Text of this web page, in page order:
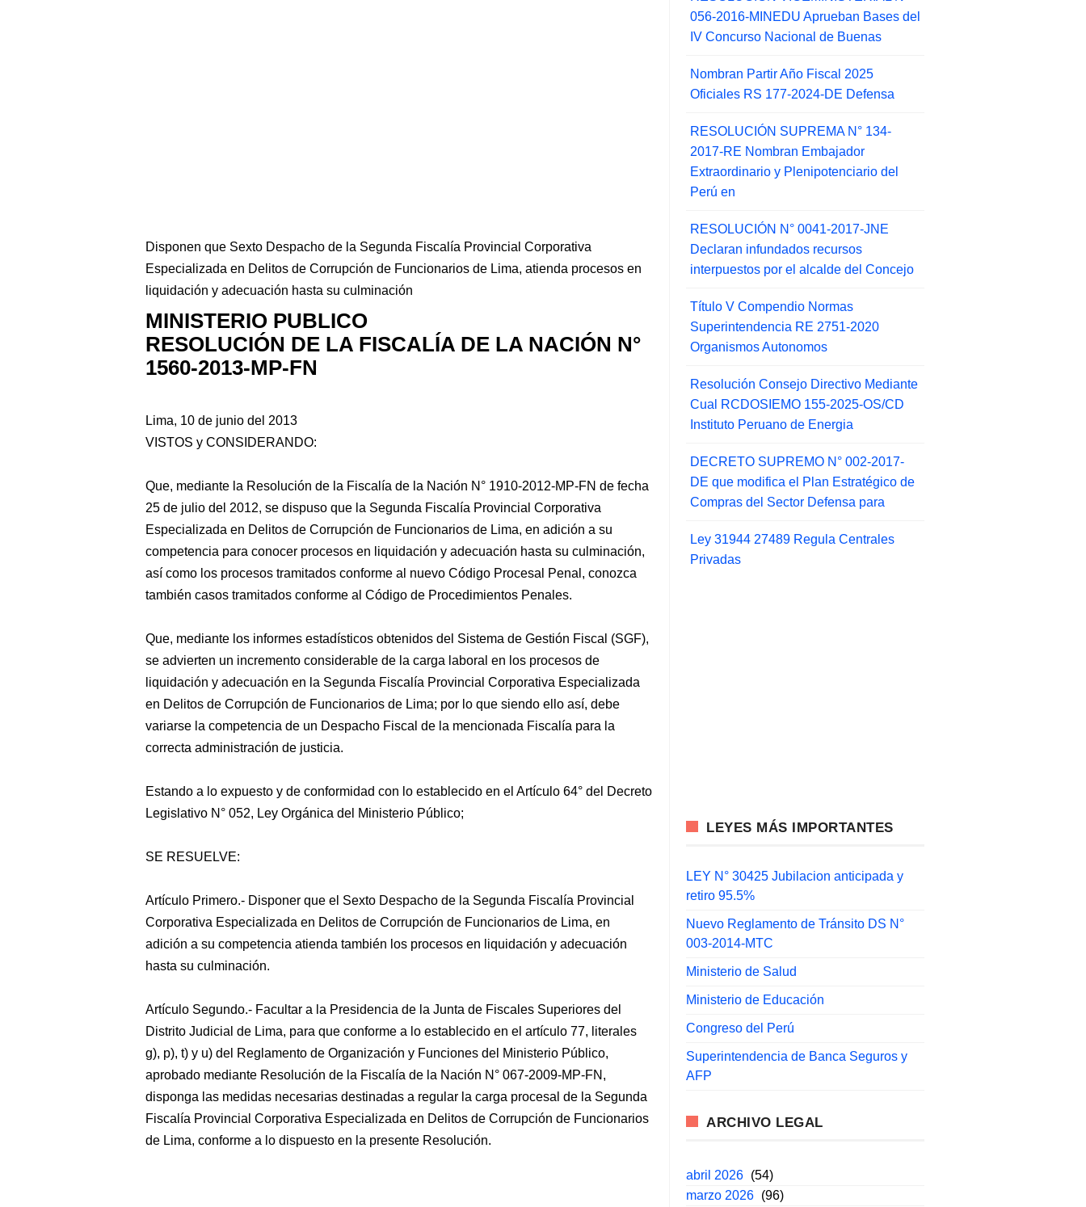
Disponen que Sexto Despacho de la Segunda Fiscalía Provincial Corporativa
Especializada en Delitos de Corrupción de Funcionarios de Lima, atienda procesos en
liquidación y adecuación hasta su culminación
MINISTERIO PUBLICO
RESOLUCIÓN DE LA FISCALÍA DE LA NACIÓN N°
1560-2013-MP-FN
Lima, 10 de junio del 2013
VISTOS y CONSIDERANDO:
Que, mediante la Resolución de la Fiscalía de la Nación N° 1910-2012-MP-FN de fecha
25 de julio del 2012, se dispuso que la Segunda Fiscalía Provincial Corporativa
Especializada en Delitos de Corrupción de Funcionarios de Lima, en adición a su
competencia para conocer procesos en liquidación y adecuación hasta su culminación,
así como los procesos tramitados conforme al nuevo Código Procesal Penal, conozca
también casos tramitados conforme al Código de Procedimientos Penales.
Que, mediante los informes estadísticos obtenidos del Sistema de Gestión Fiscal (SGF),
se advierten un incremento considerable de la carga laboral en los procesos de
liquidación y adecuación en la Segunda Fiscalía Provincial Corporativa Especializada
en Delitos de Corrupción de Funcionarios de Lima; por lo que siendo ello así, debe
variarse la competencia de un Despacho Fiscal de la mencionada Fiscalía para la
correcta administración de justicia.
Estando a lo expuesto y de conformidad con lo establecido en el Artículo 64° del Decreto
Legislativo N° 052, Ley Orgánica del Ministerio Público;
SE RESUELVE:
Artículo Primero.- Disponer que el Sexto Despacho de la Segunda Fiscalía Provincial
Corporativa Especializada en Delitos de Corrupción de Funcionarios de Lima, en
adición a su competencia atienda también los procesos en liquidación y adecuación
hasta su culminación.
Artículo Segundo.- Facultar a la Presidencia de la Junta de Fiscales Superiores del
Distrito Judicial de Lima, para que conforme a lo establecido en el artículo 77, literales
g), p), t) y u) del Reglamento de Organización y Funciones del Ministerio Público,
aprobado mediante Resolución de la Fiscalía de la Nación N° 067-2009-MP-FN,
disponga las medidas necesarias destinadas a regular la carga procesal de la Segunda
Fiscalía Provincial Corporativa Especializada en Delitos de Corrupción de Funcionarios
de Lima, conforme a lo dispuesto en la presente Resolución.
056-2016-MINEDU Aprueban Bases del
IV Concurso Nacional de Buenas
Nombran Partir Año Fiscal 2025
Oficiales RS 177-2024-DE Defensa
RESOLUCIÓN SUPREMA N° 134-
2017-RE Nombran Embajador
Extraordinario y Plenipotenciario del
Perú en
RESOLUCIÓN N° 0041-2017-JNE
Declaran infundados recursos
interpuestos por el alcalde del Concejo
Título V Compendio Normas
Superintendencia RE 2751-2020
Organismos Autonomos
Resolución Consejo Directivo Mediante
Cual RCDOSIEMO 155-2025-OS/CD
Instituto Peruano de Energia
DECRETO SUPREMO N° 002-2017-
DE que modifica el Plan Estratégico de
Compras del Sector Defensa para
Ley 31944 27489 Regula Centrales
Privadas
LEYES MÁS IMPORTANTES
LEY N° 30425 Jubilacion anticipada y
retiro 95.5%
Nuevo Reglamento de Tránsito DS N°
003-2014-MTC
Ministerio de Salud
Ministerio de Educación
Congreso del Perú
Superintendencia de Banca Seguros y
AFP
ARCHIVO LEGAL
abril 2026 (54)
marzo 2026 (96)